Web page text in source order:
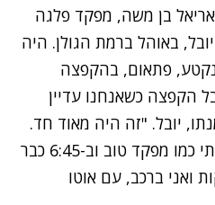
בן משה, מפקד פלגה
באוהל ברמת הגולן. היה
פתאום, בהקפצה
מקבל הקפצה כשאנחנו עדיין
יובל. "זה היה מאוד חד.
'הוקפצנו'. אריאל הכשיר אותי כמו מפקד טוב וב-6:45 כבר
ואני ברכב, עם אוטו